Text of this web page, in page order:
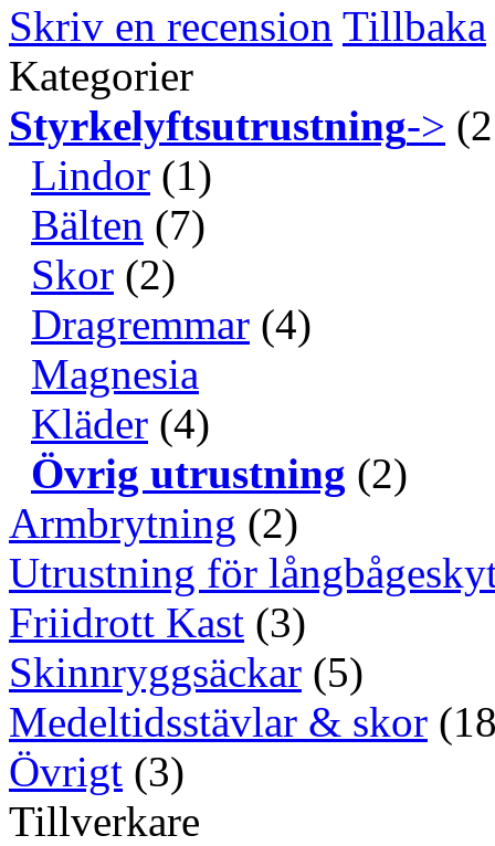
Skriv en recension Tillbaka
Kategorier
Styrkelyftsutrustning->
Lindor (1)
Bälten (7)
Skor (2)
Dragremmar (4)
Magnesia
Kläder (4)
Övrig utrustning (2)
Armbrytning (2)
Utrustning för
Friidrott Kast (3)
Skinnryggsäckar (5)
Medeltidsstävlar & skor
Övrigt (3)
Tillverkare